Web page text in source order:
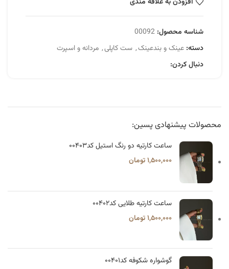
شناسه محصول: 00092
دسته: عینک و بندعینک, ست‌ کاپلی, مردانه و اسپرت
دنبال کردن:
محصولات پیشنهادی پسین:
ساعت کارتیه دو رنگ استیل کد۰۰۴۰۳
۱,۵۰۰,۰۰۰تومان
ساعت کارتیه طلایی کد۰۰۴۰۲
۱,۵۰۰,۰۰۰تومان
گوشواره شکوفه کد۰۰۴۰۱